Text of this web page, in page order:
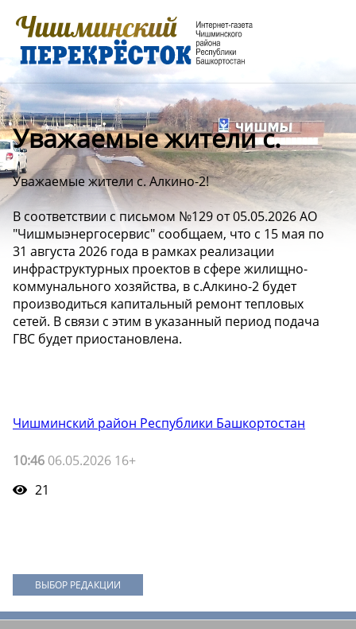
Уважаемые жители с.
Уважаемые жители с. Алкино-2!
В соответствии с письмом №129 от 05.05.2026 АО
"Чишмыэнергосервис" сообщаем, что с 15 мая по
31 августа 2026 года в рамках реализации
инфраструктурных проектов в сфере жилищно-
коммунального хозяйства, в с.Алкино-2 будет
производиться капитальный ремонт тепловых
сетей. В связи с этим в указанный период подача
ГВС будет приостановлена.
Чишминский район Республики Башкортостан
10:46 06.05.2026 16+
21
ВЫБОР РЕДАКЦИИ